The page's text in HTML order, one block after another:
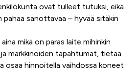
ovat tulleet tutuksi, eikä
pahaa sanottavaa – hyvää sitäkin
mikä on paras laite mihinkin
markkinoiden tapahtumat, tietää
osaa hinnoitella vaihdossa koneet